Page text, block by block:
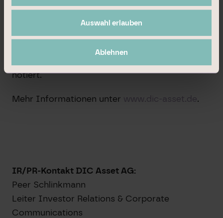
Auswahl erlauben
Ablehnen
Ausschüttungsrenditen.
notiert.
Mehr Informationen unter www.dic-asset.de.
IR/PR-Kontakt DIC Asset AG:
Peer Schlinkmann
Leiter Investor Relations & Corporate
Communications